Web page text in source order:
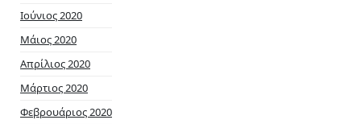
Ιούνιος 2020
Μάιος 2020
Απρίλιος 2020
Μάρτιος 2020
Φεβρουάριος 2020